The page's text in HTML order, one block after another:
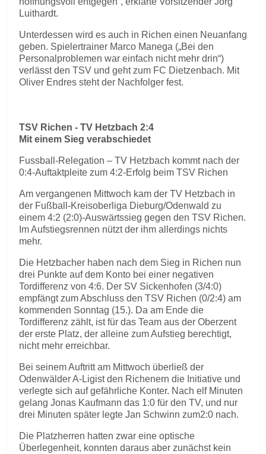
Luithardt.
Unterdessen wird es auch in Richen einen Neuanfang
geben. Spielertrainer Marco Manega („Bei den
Personalproblemen war einfach nicht mehr drin“)
verlässt den TSV und geht zum FC Dietzenbach. Mit
Oliver Endres steht der Nachfolger fest.
TSV Richen - TV Hetzbach 2:4
Mit einem Sieg verabschiedet
Fussball-Relegation – TV Hetzbach kommt nach der
0:4-Auftaktpleite zum 4:2-Erfolg beim TSV Richen
Am vergangenen Mittwoch kam der TV Hetzbach in
der Fußball-Kreisoberliga Dieburg/Odenwald zu
einem 4:2 (2:0)-Auswärtssieg gegen den TSV Richen.
Im Aufstiegsrennen nützt der ihm allerdings nichts
mehr.
Die Hetzbacher haben nach dem Sieg in Richen nun
drei Punkte auf dem Konto bei einer negativen
Tordifferenz von 4:6. Der SV Sickenhofen (3/4:0)
empfängt zum Abschluss den TSV Richen (0/2:4) am
kommenden Sonntag (15.). Da am Ende die
Tordifferenz zählt, ist für das Team aus der Oberzent
der erste Platz, der alleine zum Aufstieg berechtigt,
nicht mehr erreichbar.
Bei seinem Auftritt am Mittwoch überließ der
Odenwälder A-Ligist den Richenern die Initiative und
verlegte sich auf gefährliche Konter. Nach elf Minuten
gelang Jonas Kaufmann das 1:0 für den TV, und nur
drei Minuten später legte Jan Schwinn zum2:0 nach.
Die Platzherren hatten zwar eine optische
Überlegenheit, konnten daraus aber zunächst kein